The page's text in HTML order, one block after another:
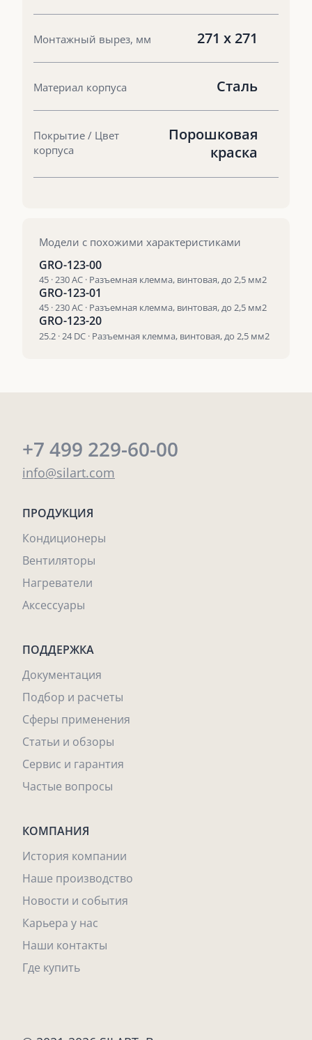
Монтажный вырез, мм 271 x 271
Материал корпуса Сталь
Покрытие / Цвет
корпуса
Порошковая
краска
Модели с похожими характеристиками
GRO-123-00
45 · 230 AC · Разъемная клемма, винтовая, до 2,5 мм2
GRO-123-01
45 · 230 AC · Разъемная клемма, винтовая, до 2,5 мм2
GRO-123-20
25.2 · 24 DC · Разъемная клемма, винтовая, до 2,5 мм2
+7 499 229-60-00
info@silart.com
ПРОДУКЦИЯ
Кондиционеры
Вентиляторы
Нагреватели
Аксессуары
ПОДДЕРЖКА
Документация
Подбор и расчеты
Сферы применения
Статьи и обзоры
Сервис и гарантия
Частые вопросы
КОМПАНИЯ
История компании
Наше производство
Новости и события
Карьера у нас
Наши контакты
Где купить